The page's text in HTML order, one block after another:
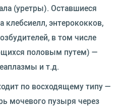
(уретры). Оставшиеся
клебсиелл, энтерококков,
в том числе
половым путем) —
и т.д.
по восходящему типу —
мочевого пузыря через